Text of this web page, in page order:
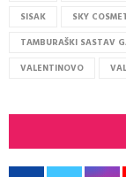
SISAK
SKY
TAMBURAŠKI SASTAV
VALENTINOVO